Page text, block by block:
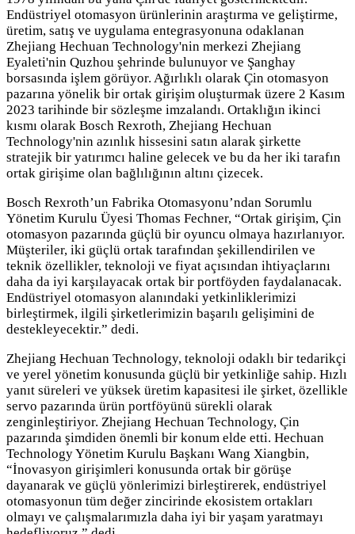
Endüstriyel otomasyon ürünlerinin araştırma ve geliştirme,
üretim, satış ve uygulama entegrasyonuna odaklanan
Zhejiang Hechuan Technology'nin merkezi Zhejiang
Eyaleti'nin Quzhou şehrinde bulunuyor ve Şanghay
borsasında işlem görüyor. Ağırlıklı olarak Çin otomasyon
pazarına yönelik bir ortak girişim oluşturmak üzere 2 Kasım
2023 tarihinde bir sözleşme imzalandı. Ortaklığın ikinci
kısmı olarak Bosch Rexroth, Zhejiang Hechuan
Technology'nin azınlık hissesini satın alarak şirkette
stratejik bir yatırımcı haline gelecek ve bu da her iki tarafın
ortak girişime olan bağlılığının altını çizecek.
Bosch Rexroth’un Fabrika Otomasyonu’ndan Sorumlu
Yönetim Kurulu Üyesi Thomas Fechner, “Ortak girişim, Çin
otomasyon pazarında güçlü bir oyuncu olmaya hazırlanıyor.
Müşteriler, iki güçlü ortak tarafından şekillendirilen ve
teknik özellikler, teknoloji ve fiyat açısından ihtiyaçlarını
daha da iyi karşılayacak ortak bir portföyden faydalanacak.
Endüstriyel otomasyon alanındaki yetkinliklerimizi
birleştirmek, ilgili şirketlerimizin başarılı gelişimini de
destekleyecektir.” dedi.
Zhejiang Hechuan Technology, teknoloji odaklı bir tedarikçi
ve yerel yönetim konusunda güçlü bir yetkinliğe sahip. Hızlı
yanıt süreleri ve yüksek üretim kapasitesi ile şirket, özellikle
servo pazarında ürün portföyünü sürekli olarak
zenginleştiriyor. Zhejiang Hechuan Technology, Çin
pazarında şimdiden önemli bir konum elde etti. Hechuan
Technology Yönetim Kurulu Başkanı Wang Xiangbin,
“İnovasyon girişimleri konusunda ortak bir görüşe
dayanarak ve güçlü yönlerimizi birleştirerek, endüstriyel
otomasyonun tüm değer zincirinde ekosistem ortakları
olmayı ve çalışmalarımızla daha iyi bir yaşam yaratmayı